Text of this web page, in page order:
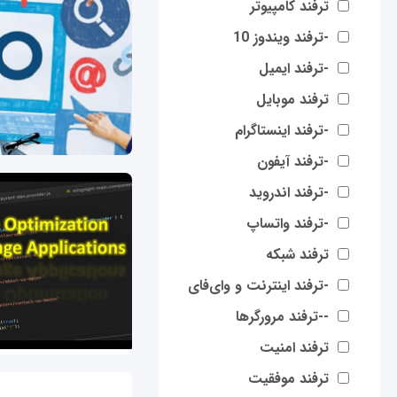
ترفند کامپیوتر
-ترفند ویندوز 10
-ترفند ایمیل
ترفند موبایل
-ترفند اینستاگرام
-ترفند آیفون
-ترفند اندروید
-ترفند واتساپ
ترفند شبکه
-ترفند اینترنت و وای‌فای
--ترفند مرورگرها
ترفند امنیت
ترفند موفقیت